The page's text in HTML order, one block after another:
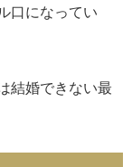
口になってい
結婚できない最